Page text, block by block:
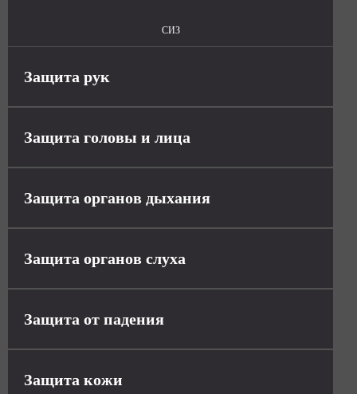
СИЗ
Защита рук
Защита головы и лица
Защита органов дыхания
Защита органов слуха
Защита от падения
Защита кожи